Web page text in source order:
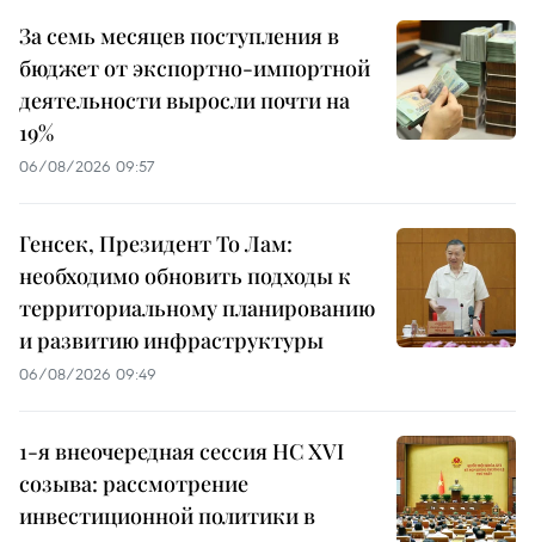
За семь месяцев поступления в
бюджет от экспортно-импортной
деятельности выросли почти на
19%
06/08/2026 09:57
Генсек, Президент То Лам:
необходимо обновить подходы к
территориальному планированию
и развитию инфраструктуры
06/08/2026 09:49
1-я внеочередная сессия НС XVI
созыва: рассмотрение
инвестиционной политики в